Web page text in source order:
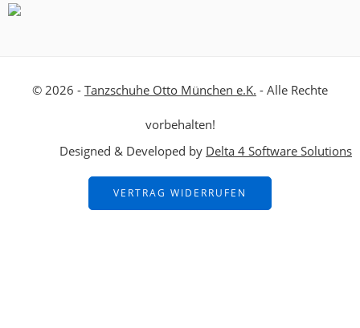
© 2026 - Tanzschuhe Otto München e.K. - Alle Rechte
vorbehalten!
Designed & Developed by Delta 4 Software Solutions
VERTRAG WIDERRUFEN